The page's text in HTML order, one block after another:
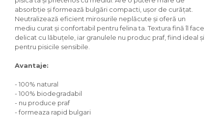
Accesorii cai
absorbție și formează bulgări compacti, ușor de curățat.
Neutralizează eficient mirosurile neplăcute și oferă un
mediu curat și confortabil pentru felina ta. Textura fină îl face
delicat cu lăbuțele, iar granulele nu produc praf, fiind ideal și
pentru pisicile sensibile.
Avantaje:
- 100% natural
- 100% biodegradabil
- nu produce praf
- formeaza rapid bulgari